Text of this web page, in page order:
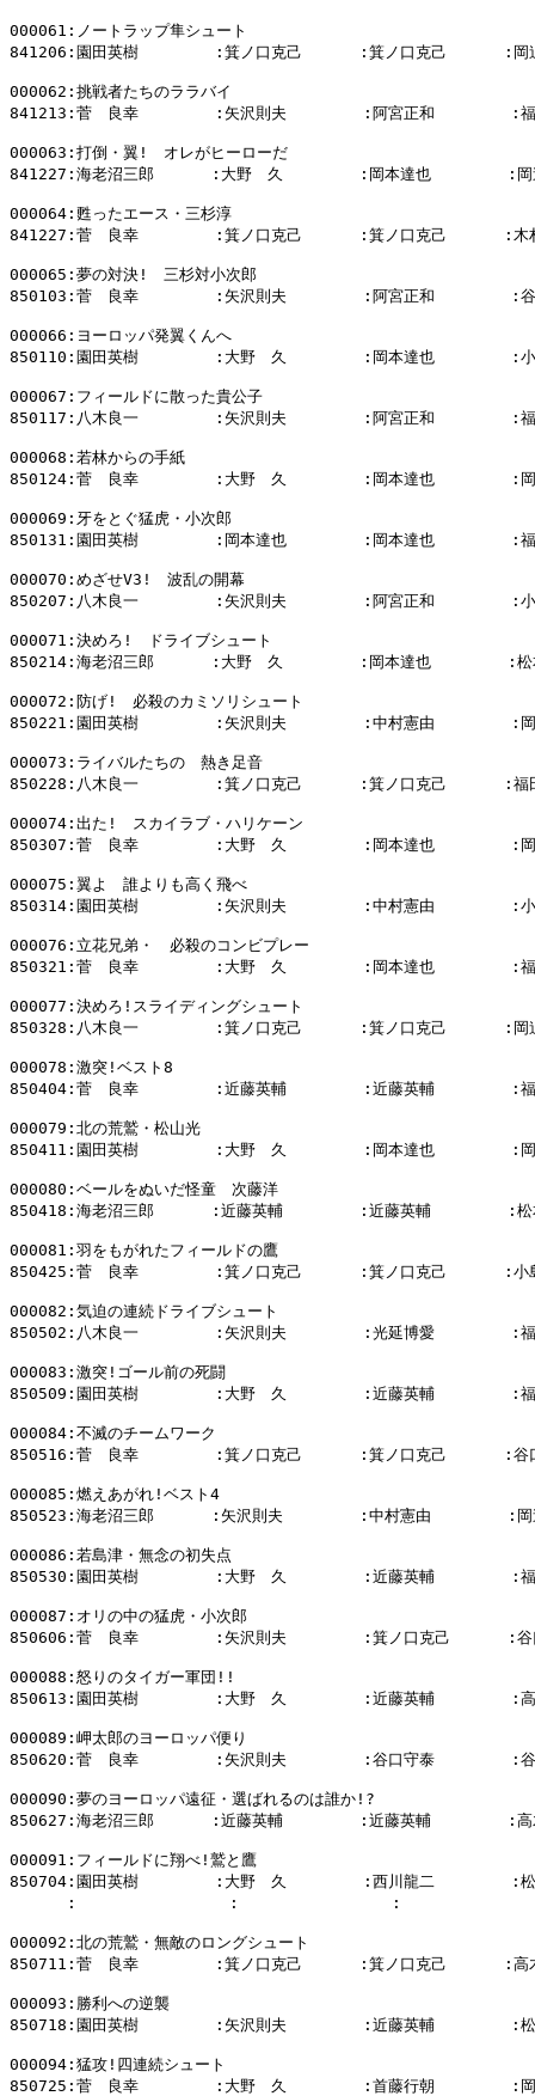
000061:ノートラップ隼シュート
841206:園田英樹        :箕ノ口克己      :箕ノ口克己      :岡
000062:挑戦者たちのララバイ
841213:菅　良幸        :矢沢則夫        :阿宮正和        :福
000063:打倒・翼!　オレがヒーローだ
841227:海老沼三郎      :大野　久        :岡本達也        :岡
000064:甦ったエース・三杉淳
841227:菅　良幸        :箕ノ口克己      :箕ノ口克己      :木
000065:夢の対決!　三杉対小次郎
850103:菅　良幸        :矢沢則夫        :阿宮正和        :谷
000066:ヨーロッパ発翼くんへ
850110:園田英樹        :大野　久        :岡本達也        :小
000067:フィールドに散った貴公子
850117:八木良一        :矢沢則夫        :阿宮正和        :福
000068:若林からの手紙
850124:菅　良幸        :大野　久        :岡本達也        :岡
000069:牙をとぐ猛虎・小次郎
850131:園田英樹        :岡本達也        :岡本達也        :福
000070:めざせV3!　波乱の開幕
850207:八木良一        :矢沢則夫        :阿宮正和        :小
000071:決めろ!　ドライブシュート
850214:海老沼三郎      :大野　久        :岡本達也        :松
000072:防げ!　必殺のカミソリシュート
850221:園田英樹        :矢沢則夫        :中村憲由        :岡
000073:ライバルたちの　熱き足音
850228:八木良一        :箕ノ口克己      :箕ノ口克己      :福
000074:出た!　スカイラブ・ハリケーン
850307:菅　良幸        :大野　久        :岡本達也        :岡
000075:翼よ　誰よりも高く飛べ
850314:園田英樹        :矢沢則夫        :中村憲由        :小
000076:立花兄弟・　必殺のコンビプレー
850321:菅　良幸        :大野　久        :岡本達也        :福
000077:決めろ!スライディングシュート
850328:八木良一        :箕ノ口克己      :箕ノ口克己      :岡
000078:激突!ベスト8
850404:菅　良幸        :近藤英輔        :近藤英輔        :福
000079:北の荒鷲・松山光
850411:園田英樹        :大野　久        :岡本達也        :岡
000080:ベールをぬいだ怪童　次藤洋
850418:海老沼三郎      :近藤英輔        :近藤英輔        :松
000081:羽をもがれたフィールドの鷹
850425:菅　良幸        :箕ノ口克己      :箕ノ口克己      :小
000082:気迫の連続ドライブシュート
850502:八木良一        :矢沢則夫        :光延博愛        :福
000083:激突!ゴール前の死闘
850509:園田英樹        :大野　久        :近藤英輔        :福
000084:不滅のチームワーク
850516:菅　良幸        :箕ノ口克己      :箕ノ口克己      :谷
000085:燃えあがれ!ベスト4
850523:海老沼三郎      :矢沢則夫        :中村憲由        :岡
000086:若島津・無念の初失点
850530:園田英樹        :大野　久        :近藤英輔        :福
000087:オリの中の猛虎・小次郎
850606:菅　良幸        :矢沢則夫        :箕ノ口克己      :谷
000088:怒りのタイガー軍団!!
850613:園田英樹        :大野　久        :近藤英輔        :高
000089:岬太郎のヨーロッパ便り
850620:菅　良幸        :矢沢則夫        :谷口守泰        :谷
000090:夢のヨーロッパ遠征・選ばれるのは誰か!?
850627:海老沼三郎      :近藤英輔        :近藤英輔        :高
000091:フィールドに翔べ!鷲と鷹
850704:園田英樹        :大野　久        :西川龍二        :松
:                :                :
000092:北の荒鷲・無敵のロングシュート
850711:菅　良幸        :箕ノ口克己      :箕ノ口克己      :高
000093:勝利への逆襲
850718:園田英樹        :矢沢則夫        :近藤英輔        :松
000094:猛攻!四連続シュート
850725:菅　良幸        :大野　久        :首藤行朝        :岡